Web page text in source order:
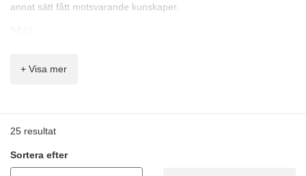
annat sätt fått motsvarande kunskaper.
meningar och samtala hjälpligt med någon som talar långsamt
berätta om dig själv
+ Visa mer
25 resultat
Sortera efter